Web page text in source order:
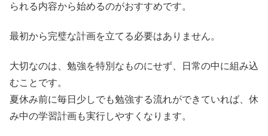
られる内容から始めるのがおすすめです。
最初から完璧な計画を立てる必要はありません。
大切なのは、勉強を特別なものにせず、日常の中に組み込
むことです。
夏休み前に毎日少しでも勉強する流れができていれば、休
み中の学習計画も実行しやすくなります。